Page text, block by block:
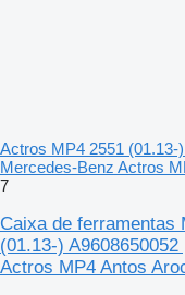
Actros MP4 2551 (01.13-
Mercedes-Benz Actros
7
Caixa de ferramentas
(01.13-)
Actros MP4 Antos